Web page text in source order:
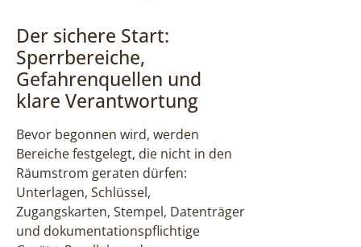
Der sichere Start:
Sperrbereiche,
Gefahrenquellen und
klare Verantwortung
Bevor begonnen wird, werden
Bereiche festgelegt, die nicht in den
Räumstrom geraten dürfen:
Unterlagen, Schlüssel,
Zugangskarten, Stempel, Datenträger
und dokumentationspflichtige